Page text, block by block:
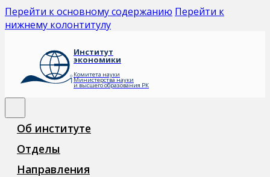
Перейти к основному содержанию Перейти к
нижнему колонтитулу
Институт
экономики
Комитета науки
Министерства науки
и высшего образования РК
Об институте
Отделы
Направления